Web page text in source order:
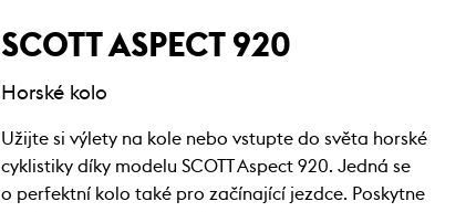
SCOTT ASPECT 920
Horské kolo
Užijte si výlety na kole nebo vstupte do světa horské
cyklistiky díky modelu SCOTT Aspect 920. Jedná se
o perfektní kolo také pro začínající jezdce. Poskytne